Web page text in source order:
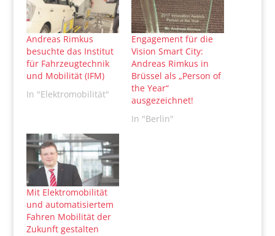
Andreas Rimkus
besuchte das Institut
für Fahrzeugtechnik
und Mobilität (IFM)
In "Elektromobilität"
Engagement für die
Vision Smart City:
Andreas Rimkus in
Brüssel als „Person of
the Year“
ausgezeichnet!
In "Berlin"
Mit Elektromobilität
und automatisiertem
Fahren Mobilität der
Zukunft gestalten